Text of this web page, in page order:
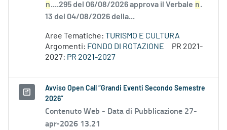
n....295 del 06/08/2026 approva il Verbale n.
13 del 04/08/2026 della...
Aree Tematiche: TURISMO E CULTURA
Argomenti: FONDO DI ROTAZIONE
PR 2021-
2027: PR 2021-2027
Avviso Open Call “Grandi Eventi Secondo Semestre
2026”
Contenuto Web - Data di Pubblicazione 27-
apr-2026 13.21